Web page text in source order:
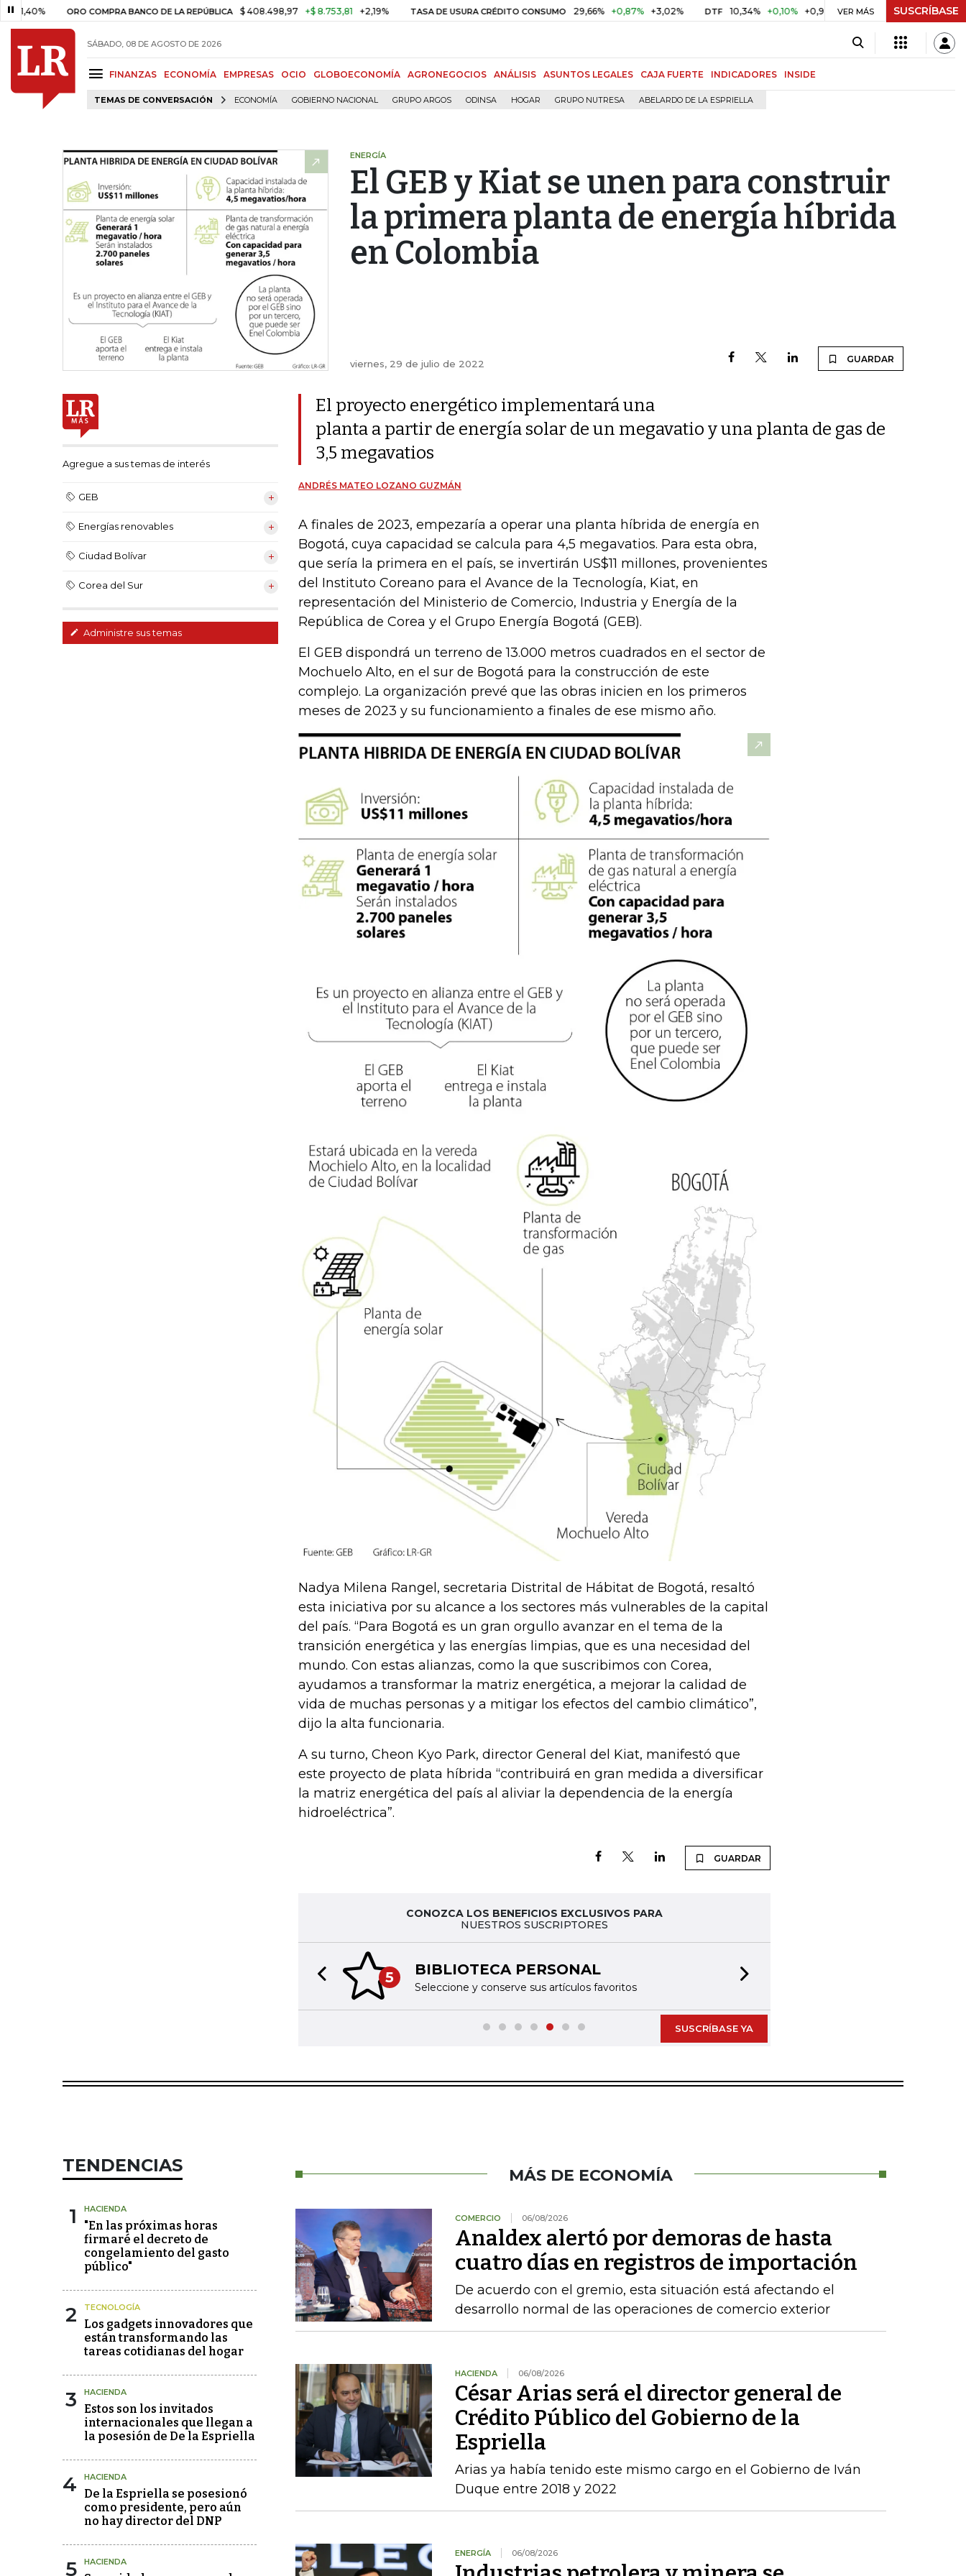
ORO COMPRA BANCO DE LA REPÚBLICA $ 408.498,97 +$ 8.753,81 +2,19% TASA DE USURA CRÉDITO CONSUMO 29,66% +0,87% +3,02% DTF 10,34% +0,10% +0,98% UVR $ 416,96 +$ 0,05 +0,01%
VER MÁS SUSCRÍBASE
SÁBADO, 08 DE AGOSTO DE 2026
FINANZAS ECONOMÍA EMPRESAS OCIO GLOBOECONOMÍA AGRONEGOCIOS ANÁLISIS ASUNTOS LEGALES CAJA FUERTE INDICADORES INSIDE
TEMAS DE CONVERSACIÓN ECONOMÍA GOBIERNO NACIONAL GRUPO ARGOS ODINSA HOGAR GRUPO NUTRESA ABELARDO DE LA ESPRIELLA
ENERGÍA
El GEB y Kiat se unen para construir
la primera planta de energía híbrida
en Colombia
viernes, 29 de julio de 2022 GUARDAR
Agregue a sus temas de interés
GEB
Energías renovables
Ciudad Bolívar
Corea del Sur
Administre sus temas
El proyecto energético implementará una
planta a partir de energía solar de un megavatio y una planta de gas de
3,5 megavatios
ANDRÉS MATEO LOZANO GUZMÁN
A finales de 2023, empezaría a operar una planta híbrida de energía en
Bogotá, cuya capacidad se calcula para 4,5 megavatios. Para esta obra,
que sería la primera en el país, se invertirán US$11 millones, provenientes
del Instituto Coreano para el Avance de la Tecnología, Kiat, en
representación del Ministerio de Comercio, Industria y Energía de la
República de Corea y el Grupo Energía Bogotá (GEB).
El GEB dispondrá un terreno de 13.000 metros cuadrados en el sector de
Mochuelo Alto, en el sur de Bogotá para la construcción de este
complejo. La organización prevé que las obras inicien en los primeros
meses de 2023 y su funcionamiento a finales de ese mismo año.
Nadya Milena Rangel, secretaria Distrital de Hábitat de Bogotá, resaltó
esta iniciativa por su alcance a los sectores más vulnerables de la capital
del país. “Para Bogotá es un gran orgullo avanzar en el tema de la
transición energética y las energías limpias, que es una necesidad del
mundo. Con estas alianzas, como la que suscribimos con Corea,
ayudamos a transformar la matriz energética, a mejorar la calidad de
vida de muchas personas y a mitigar los efectos del cambio climático”,
dijo la alta funcionaria.
A su turno, Cheon Kyo Park, director General del Kiat, manifestó que
este proyecto de plata híbrida “contribuirá en gran medida a diversificar
la matriz energética del país al aliviar la dependencia de la energía
hidroeléctrica”.
GUARDAR
CONOZCA LOS BENEFICIOS EXCLUSIVOS PARA
NUESTROS SUSCRIPTORES
5 BIBLIOTECA PERSONAL
Seleccione y conserve sus artículos favoritos
Previous slide
SUSCRÍBASE YA
TENDENCIAS
1 HACIENDA
"En las próximas horas
firmaré el decreto de
congelamiento del gasto
público"
2 TECNOLOGÍA
Los gadgets innovadores que
están transformando las
tareas cotidianas del hogar
3 HACIENDA
Estos son los invitados
internacionales que llegan a
la posesión de De la Espriella
4 HACIENDA
De la Espriella se posesionó
como presidente, pero aún
no hay director del DNP
5 HACIENDA
MÁS DE ECONOMÍA
COMERCIO 06/08/2026
Analdex alertó por demoras de hasta
cuatro días en registros de importación
De acuerdo con el gremio, esta situación está afectando el
desarrollo normal de las operaciones de comercio exterior
HACIENDA 06/08/2026
César Arias será el director general de
Crédito Público del Gobierno de la
Espriella
Arias ya había tenido este mismo cargo en el Gobierno de Iván
Duque entre 2018 y 2022
ENERGÍA 06/08/2026